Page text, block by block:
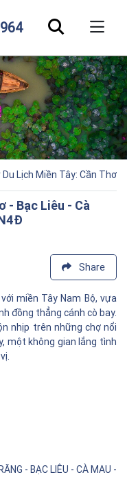
Du Lịch Miền Tây: Cần Thơ -
- Bạc Liêu - Cà
Share
miền Tây Nam Bộ, vựa
đồng thẳng cánh cò bay.
nhịp trên những chợ nổi
một không gian lắng tình
- BẠC LIÊU - CÀ MAU -